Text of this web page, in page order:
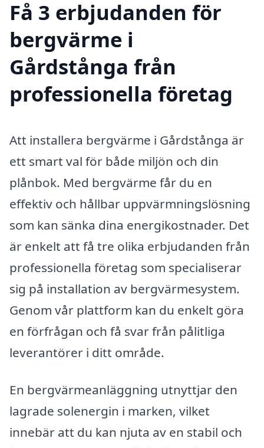
Få 3 erbjudanden för
bergvärme i
Gårdstånga från
professionella företag
Att installera bergvärme i Gårdstånga är
ett smart val för både miljön och din
plånbok. Med bergvärme får du en
effektiv och hållbar uppvärmningslösning
som kan sänka dina energikostnader. Det
är enkelt att få tre olika erbjudanden från
professionella företag som specialiserar
sig på installation av bergvärmesystem.
Genom vår plattform kan du enkelt göra
en förfrågan och få svar från pålitliga
leverantörer i ditt område.
En bergvärmeanläggning utnyttjar den
lagrade solenergin i marken, vilket
innebär att du kan njuta av en stabil och